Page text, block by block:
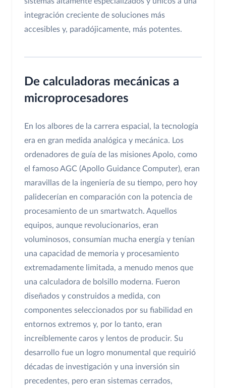
integración creciente de soluciones más
accesibles y, paradójicamente, más potentes.
De calculadoras mecánicas a
microprocesadores
En los albores de la carrera espacial, la tecnología
era en gran medida analógica y mecánica. Los
ordenadores de guía de las misiones Apolo, como
el famoso AGC (Apollo Guidance Computer), eran
maravillas de la ingeniería de su tiempo, pero hoy
palidecerían en comparación con la potencia de
procesamiento de un smartwatch. Aquellos
equipos, aunque revolucionarios, eran
voluminosos, consumían mucha energía y tenían
una capacidad de memoria y procesamiento
extremadamente limitada, a menudo menos que
una calculadora de bolsillo moderna. Fueron
diseñados y construidos a medida, con
componentes seleccionados por su fiabilidad en
entornos extremos y, por lo tanto, eran
increíblemente caros y lentos de producir. Su
desarrollo fue un logro monumental que requirió
décadas de investigación y una inversión sin
precedentes, pero eran sistemas cerrados,